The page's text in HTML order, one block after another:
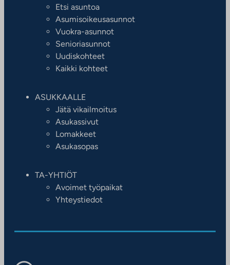
Etsi asuntoa
Asumisoikeusasunnot
Vuokra-asunnot
Senioriasunnot
Uudiskohteet
Kaikki kohteet
ASUKKAALLE
Jätä vikailmoitus
Asukassivut
Lomakkeet
Asukasopas
TA-YHTIÖT
Avoimet työpaikat
Yhteystiedot